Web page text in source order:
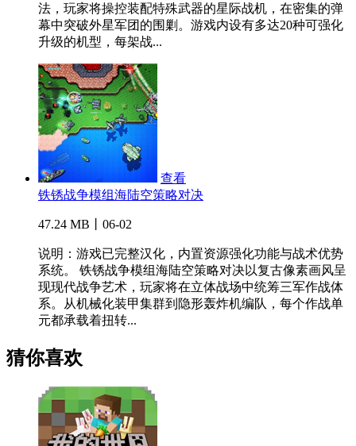
法，玩家将操控装配特殊武器的星际战机，在密集的弹
幕中突破外星军团的围剿。游戏内设有多达20种可强化
升级的机型，每架战...
查看
铁锈战争模组海陆空策略对决
47.24 MB丨06-02
说明：游戏已完整汉化，内置资源强化功能与战术优势
系统。 铁锈战争模组海陆空策略对决以复古像素画风呈
现现代战争艺术，玩家将在立体战场中统筹三军作战体
系。从机械化装甲集群到隐形轰炸机编队，每个作战单
元都承载着扭转...
猜你喜欢